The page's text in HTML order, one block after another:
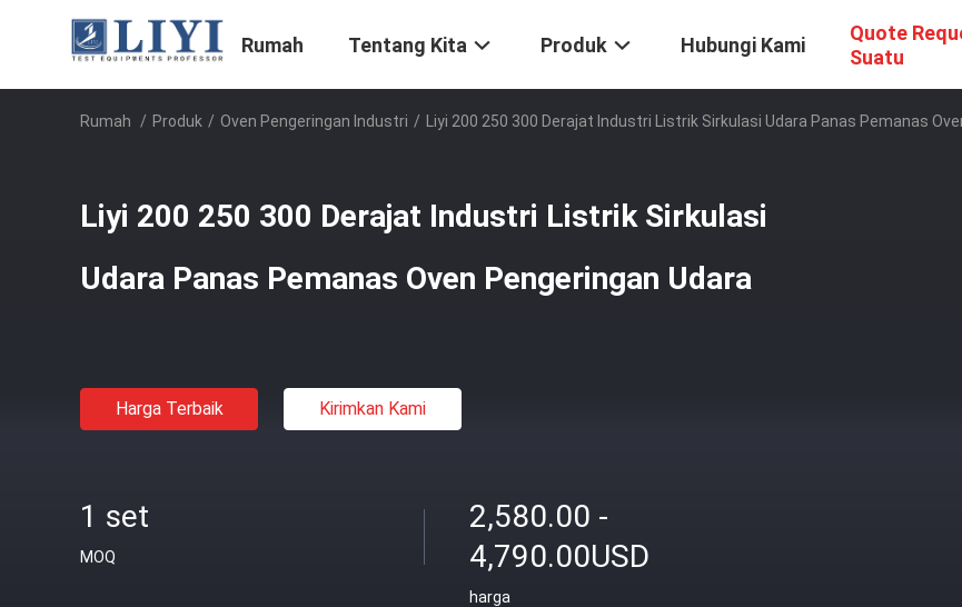
Rumah Tentang Kita Produk Hubungi Kami
Quote
Suatu
Rumah / Produk / Oven Pengeringan Industri / Liyi 200 250 300 Derajat Industri Listrik Sirkulasi Udara Panas Pemanas
Liyi 200 250 300 Derajat Industri Listrik Sirkulasi
Udara Panas Pemanas Oven Pengeringan Udara
Harga Terbaik Kirimkan Kami
1 set
MOQ
2,580.00 -
4,790.00USD
harga